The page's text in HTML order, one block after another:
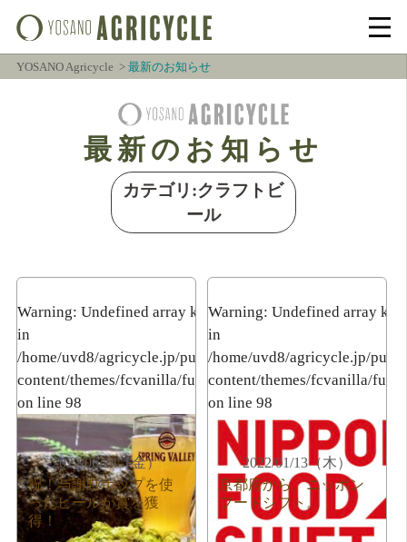
YOSANO Agricycle 最新のお知らせ
最新のお知らせ
カテゴリ:クラフトビ
ール
Warning: Undefined array key 3
in
/home/uvd8/agricycle.jp/public_html/wp-
content/themes/fcvanilla/functions.php
on line 98
2022/06/24（金）
祝！与謝野ホップを使
ったビールが賞を獲
得！
Warning: Undefined array key
in
/home/uvd8/agricycle.jp/
content/themes/fcvanilla/
on line98
2022/01/13（木）
京都府から、ニッポン
フードシフト。